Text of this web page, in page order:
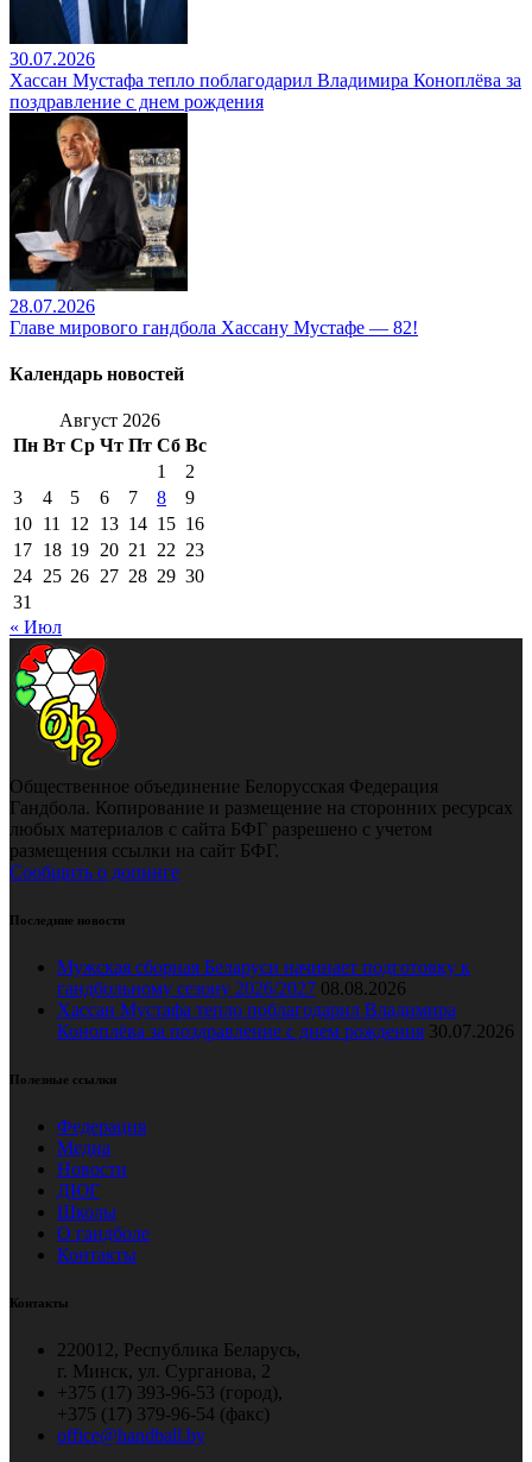
30.07.2026
Хассан Мустафа тепло поблагодарил Владимира Коноплёва за
поздравление с днем рождения
28.07.2026
Главе мирового гандбола Хассану Мустафе — 82!
Календарь новостей
Август 2026
Пн Вт Ср Чт Пт Сб Вс
1
2
3
4 5 6 7 8
9
10 11 12 13 14 15 16
17 18 19 20 21 22 23
24 25 26 27 28 29 30
31
« Июл
Общественное объединение Белорусская Федерация
Гандбола. Копирование и размещение на сторонних ресурсах
любых материалов с сайта БФГ разрешено с учетом
размещения ссылки на сайт БФГ.
Сообщить о допинге
Последние новости
Мужская сборная Беларуси начинает подготовку к
гандбольному сезону 2026/2027 08.08.2026
Хассан Мустафа тепло поблагодарил Владимира
Коноплёва за поздравление с днем рождения 30.07.2026
Полезные ссылки
Федерация
Медиа
Новости
ДЮГ
Школы
О гандболе
Контакты
Контакты
220012, Республика Беларусь,
г. Минск, ул. Сурганова, 2
+375 (17) 393-96-53 (город),
+375 (17) 379-96-54 (факс)
office@handball.by